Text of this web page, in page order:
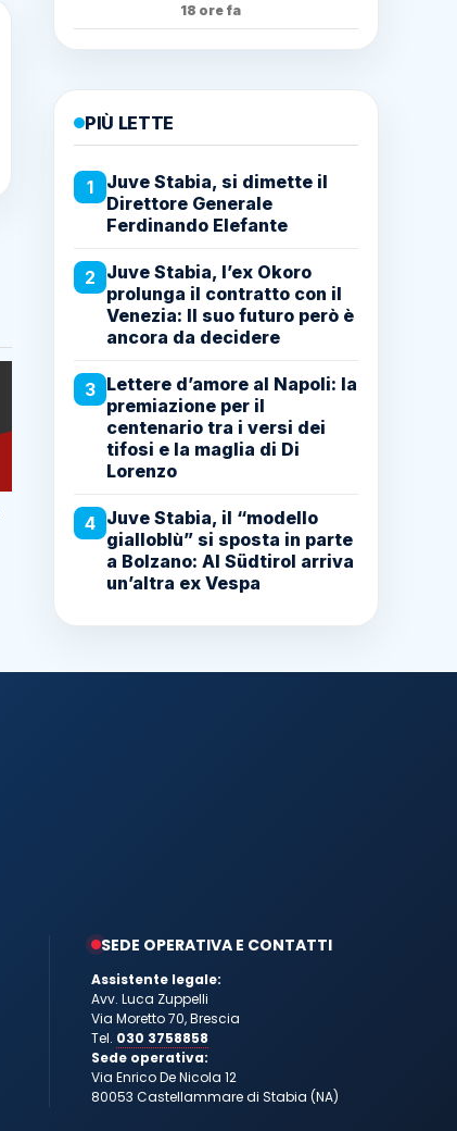
18 ore fa
PIÙ LETTE
1
Juve Stabia, si dimette il
Direttore Generale
Ferdinando Elefante
2 Juve Stabia, l’ex Okoro
prolunga il contratto con il
Venezia: Il suo futuro però è
ancora da decidere
3 Lettere d’amore al Napoli: la
premiazione per il
centenario tra i versi dei
tifosi e la maglia di Di
Lorenzo
4 Juve Stabia, il “modello
gialloblù” si sposta in parte
a Bolzano: Al Südtirol arriva
un’altra ex Vespa
SEDE OPERATIVA E CONTATTI
Assistente legale:
Avv. Luca Zuppelli
Via Moretto 70, Brescia
Tel. 030 3758858
Sede operativa:
Via Enrico De Nicola 12
80053 Castellammare di Stabia (NA)